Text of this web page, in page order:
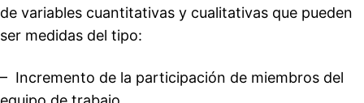
de variables cuantitativas y cualitativas que pueden
ser medidas del tipo:
– Incremento de la participación de miembros del